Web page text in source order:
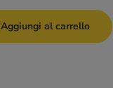
Aggiungi al carrello